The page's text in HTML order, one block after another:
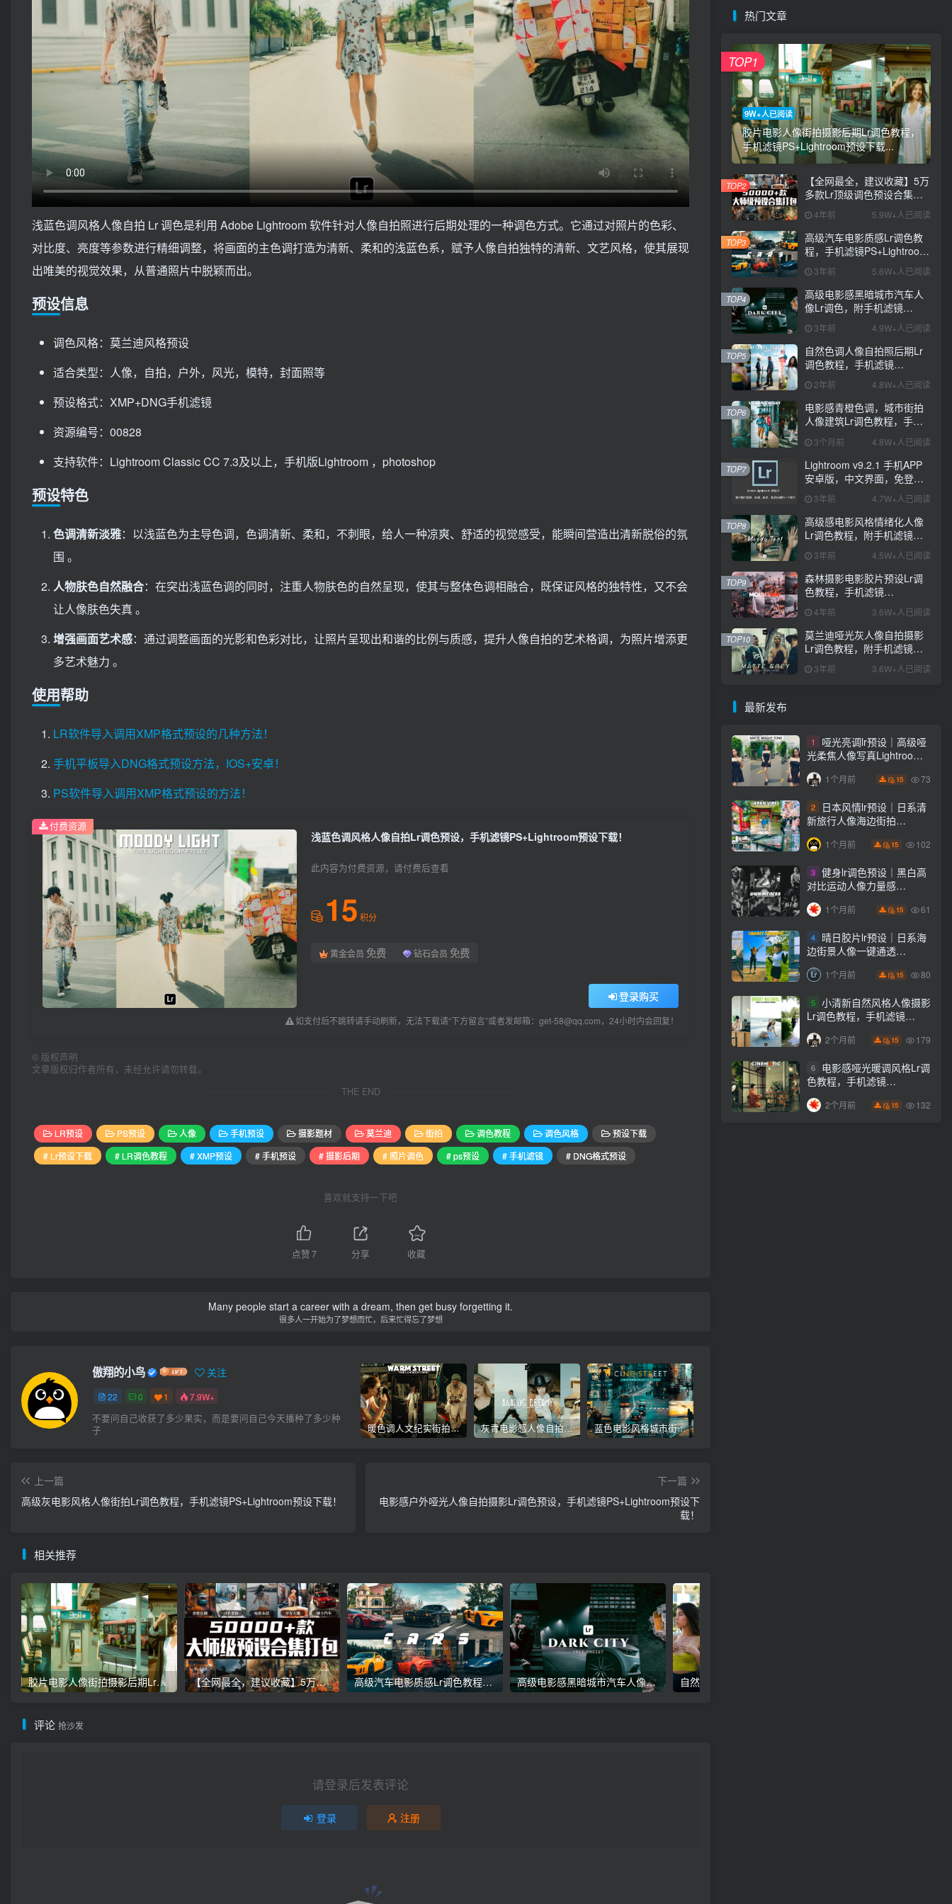
浅蓝色调风格人像自拍 Lr 调色是利用 Adobe Lightroom 软件针对人像自拍照进行后期处理的一种调色方式。它通过对照片的色彩、
对比度、亮度等参数进行精细调整，将画面的主色调打造为清新、柔和的浅蓝色系，赋予人像自拍独特的清新、文艺风格，使其展现
出唯美的视觉效果，从普通照片中脱颖而出。
预设信息
调色风格：莫兰迪风格预设
适合类型：人像，自拍，户外，风光，模特，封面照等
预设格式：XMP+DNG手机滤镜
资源编号：00828
支持软件：Lightroom Classic CC 7.3及以上，手机版Lightroom ，photoshop
预设特色
色调清新淡雅：以浅蓝色为主导色调，色调清新、柔和，不刺眼，给人一种凉爽、舒适的视觉感受，能瞬间营造出清新脱俗的氛
围 。
人物肤色自然融合：在突出浅蓝色调的同时，注重人物肤色的自然呈现，使其与整体色调相融合，既保证风格的独特性，又不会
让人像肤色失真 。
增强画面艺术感：通过调整画面的光影和色彩对比，让照片呈现出和谐的比例与质感，提升人像自拍的艺术格调，为照片增添更
多艺术魅力 。
使用帮助
LR软件导入调用XMP格式预设的几种方法！
手机平板导入DNG格式预设方法，IOS+安卓！
PS软件导入调用XMP格式预设的方法！
浅蓝色调风格人像自拍Lr调色预设，手机滤镜PS+Lightroom预设下载！
此内容为付费资源，请付费后查看
15 积分
黄金会员 免费 钻石会员 免费
登录购买
如支付后不跳转请手动刷新，无法下载请“下方留言”或者发邮箱：get-58@qq.com，24小时内会回复！
付费资源
© 版权声明
文章版权归作者所有，未经允许请勿转载。
THE END
LR预设 PS预设 人像 手机预设 摄影题材 莫兰迪 街拍 调色教程 调色风格
预设下载
# Lr预设下载
# LR调色教程 # XMP预设 # 手机预设 # 摄影后期 # 照片调色 # ps预设 # 手机滤镜 # DNG格式预设
喜欢就支持一下吧
点赞7 分享 收藏
Many people start a career with a dream, then get busy forgetting it.
很多人一开始为了梦想而忙，后来忙得忘了梦想
傲翔的小鸟 关注
22 0 1 7.9W+
不要问自己收获了多少果实，而是要问自己今天播种了多少种
子
暖色调人文纪实街拍摄影后期Lr调色教程，手机滤镜PS+Lightroom预设下载！ 灰青电影感人像自拍照建筑摄影Lr调色教程，手机滤镜PS+Lightroom预设下载！ 蓝色电影风格城市街拍灯光氛围Lr调色，手机滤镜PS+Lightroom预设下载！
上一篇
高级灰电影风格人像街拍Lr调色教程，手机滤镜PS+Lightroom预设下载！
下一篇
电影感户外哑光人像自拍摄影Lr调色预设，手机滤镜PS+Lightroom预设下
载！
相关推荐
胶片电影人像街拍摄影后期Lr调色教程，手机滤镜PS+Lightroom预设下载！ 【全网最全，建议收藏】5万多款Lr顶级调色预设合集，精心整理，分类清晰，摄影师调色师必备素材，够用一辈子！ 高级汽车电影质感Lr调色教程，手机滤镜PS+Lightroom预设下载！ 高级电影感黑暗城市汽车人像Lr调色，附手机滤镜PS+Lightroom预设下载！
评论 抢沙发
请登录后发表评论
登录 注册
热门文章
9W+人已阅读
胶片电影人像街拍摄影后期Lr调色教程，
手机滤镜PS+Lightroom预设下载...
TOP1
【全网最全，建议收藏】5万
多款Lr顶级调色预设合集，
精心整理，分类清晰，摄影
师调色师必备素材，够用一
辈子！
4年前 5.9W+人已阅读
TOP2
高级汽车电影质感Lr调色教
程，手机滤镜PS+Lightroom
预设下载！
3年前 5.6W+人已阅读
TOP3
高级电影感黑暗城市汽车人
像Lr调色，附手机滤镜
PS+Lightroom预设下载！
3年前 4.9W+人已阅读
TOP4
自然色调人像自拍照后期Lr
调色教程，手机滤镜
PS+Lightroom预设下载！
2年前 4.8W+人已阅读
TOP5
电影感青橙色调，城市街拍
人像建筑Lr调色教程，手机
滤镜PS+Lightroom预设下
载！3个月前 4.8W+人已阅读
TOP6
Lightroom v9.2.1 手机APP
安卓版，中文界面，免登录
直接激活破解版！
3年前 4.7W+人已阅读
TOP7
高级感电影风格情绪化人像
Lr调色教程，附手机滤镜
PS+Lightroom预设下载！
3年前 4.5W+人已阅读
TOP8
森林摄影电影胶片预设Lr调
色教程，手机滤镜
Lightroom+Ps预设下载！
4年前 3.6W+人已阅读
TOP9
莫兰迪哑光灰人像自拍摄影
Lr调色教程，附手机滤镜
PS+Lightroom预设下载！
3年前 3.6W+人已阅读
TOP10
最新发布
1
哑光亮调lr预设｜高级哑
光柔焦人像写真Lightroom
下载lr调色风格
1个月前 15 73
2
日本风情lr预设｜日系清
新旅行人像海边街拍
Lightroom下载lr调色风格
1个月前 15 102
3 健身lr调色预设｜黑白高
对比运动人像力量感
Lightroom下载lr预设风格
1个月前 15 61
4
晴日胶片lr预设｜日系海
边街景人像一键通透
Lightroom下载lr调色风格
1个月前 15 80
5 小清新自然风格人像摄影
Lr调色教程，手机滤镜
PS+Lightroom预设下载！
2个月前 15 179
6
电影感哑光暖调风格Lr调
色教程，手机滤镜
PS+Lightroom预设下载！
2个月前 15 132